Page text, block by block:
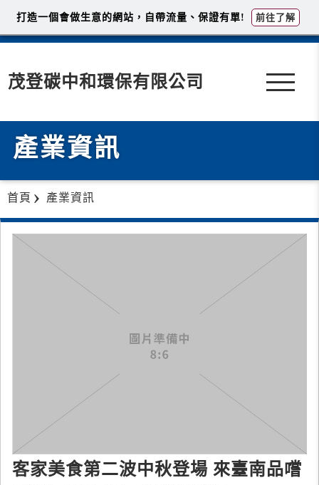
茂登碳中和環保有限公司
產業資訊
首頁 產業資訊
客家美食第二波中秋登場 來臺南品嚐
打造一個會做生意的網站，自帶流量、保證有單! 前往了解